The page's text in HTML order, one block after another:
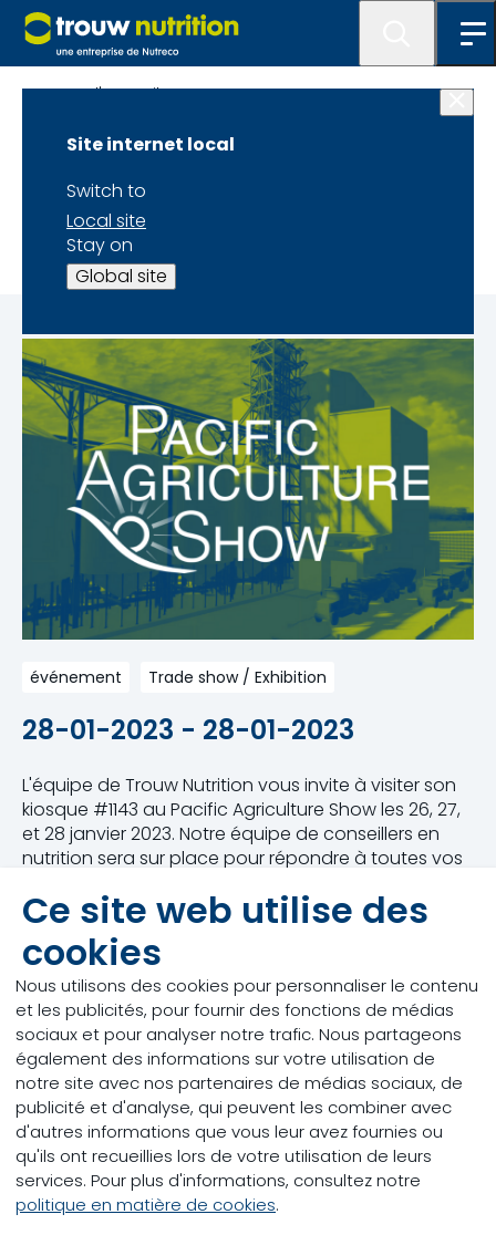
Ce site web utilise des
cookies
Nous utilisons des cookies pour personnaliser le contenu
et les publicités, pour fournir des fonctions de médias
sociaux et pour analyser notre trafic. Nous partageons
également des informations sur votre utilisation de
notre site avec nos partenaires de médias sociaux, de
publicité et d'analyse, qui peuvent les combiner avec
d'autres informations que vous leur avez fournies ou
qu'ils ont recueillies lors de votre utilisation de leurs
services. Pour plus d'informations, consultez notre
politique en matière de cookies.
Site internet local
Switch to
Local site
Stay on
Global site
Page d'accueil
Pacific Agriculture
Show
événement Trade show / Exhibition
28-01-2023 - 28-01-2023
L'équipe de Trouw Nutrition vous invite à visiter son
kiosque #1143 au Pacific Agriculture Show les 26, 27,
et 28 janvier 2023. Notre équipe de conseillers en
nutrition sera sur place pour répondre à toutes vos
services en matière d'alimentation animale.
Lors de votre visite à notre kiosque, inscrivez-vous
en primeur pour visiter notre toute nouvelle
meunerie à Chilliwack. Cette installation à la fine
pointe de la technologie témoigne de notre
engagement à produire des produits d'alimentation
animale de la plus haute qualité et nous aimerions
vous donner l'occasion de la visiter à l’hiver 2023.
Nos nouvelles installations auront une capacité de
chargement supérieure de 300 % et une capacité
de production totale nettement plus importante. Ce
projet sera la plus grande meunerie construite par
Trouw Nutrition en Amérique du Nord.